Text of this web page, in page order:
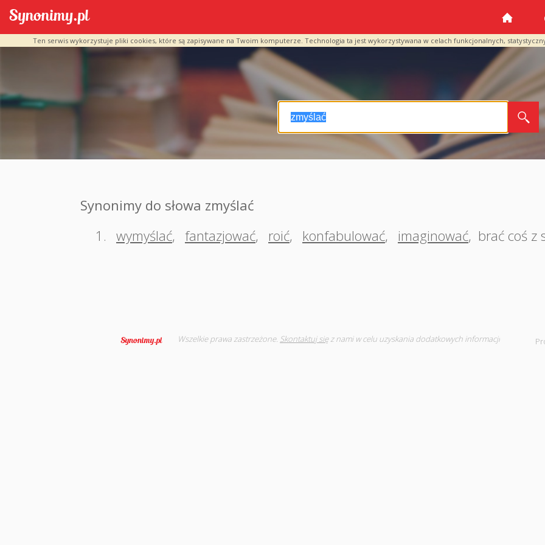
Ten serwis wykorzystuje pliki cookies, które są zapisywane na Twoim komputerze. Technologia ta jest wykorzystywana w celach funkcjonalnych,
Synonimy do słowa zmyślać
1. wymyślać, fantazjować, roić, konfabulować, imaginować, brać coś z
Wszelkie prawa zastrzeżone. Skontaktuj sięz nami w celu uzyskania dodatkowych informacji